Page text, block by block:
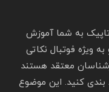
به شما آموزش
ویژه فوتبال نکاتی
معتقد هستند
بندی کنید. این موضوع